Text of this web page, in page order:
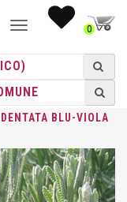
NAVIGAZIONE0
/ AROMATICHE
BLU-VIOLA